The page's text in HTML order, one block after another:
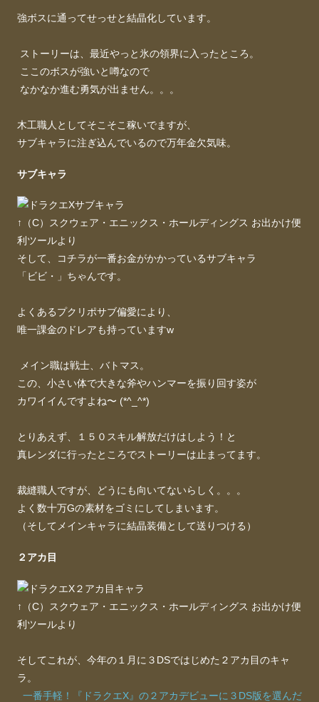
強ボスに通ってせっせと結晶化しています。
ストーリーは、最近やっと氷の領界に入ったところ。
ここのボスが強いと噂なので
なかなか進む勇気が出ません。。。
木工職人としてそこそこ稼いでますが、
サブキャラに注ぎ込んでいるので万年金欠気味。
サブキャラ
↑（C）スクウェア・エニックス・ホールディングス お出かけ便
利ツールより
そして、コチラが一番お金がかかっているサブキャラ
「ビビ・」ちゃんです。
よくあるプクリポサブ偏愛により、
唯一課金のドレアも持っていますw
メイン職は戦士、バトマス。
この、小さい体で大きな斧やハンマーを振り回す姿が
カワイイんですよね〜 (*^_^*)
とりあえず、１５０スキル解放だけはしよう！と
真レンダに行ったところでストーリーは止まってます。
裁縫職人ですが、どうにも向いてないらしく。。。
よく数十万Gの素材をゴミにしてしまいます。
（そしてメインキャラに結晶装備として送りつける）
２アカ目
↑（C）スクウェア・エニックス・ホールディングス お出かけ便
利ツールより
そしてこれが、今年の１月に３DSではじめた２アカ目のキャ
ラ。
一番手軽！『ドラクエX』の２アカデビューに３DS版を選んだ